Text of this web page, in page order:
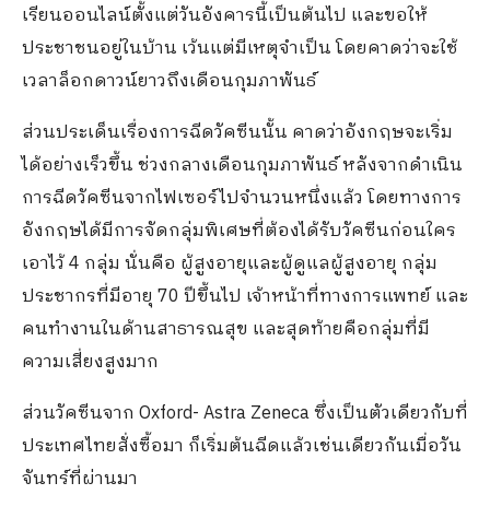
เรียนออนไลน์ตั้งแต่วันอังคารนี้เป็นต้นไป และขอให้
ประชาชนอยู่ในบ้าน เว้นแต่มีเหตุจำเป็น โดยคาดว่าจะใช้
เวลาล็อกดาวน์ยาวถึงเดือนกุมภาพันธ์
ส่วนประเด็นเรื่องการฉีดวัคซีนนั้น คาดว่าอังกฤษจะเริ่ม
ได้อย่างเร็วขึ้น ช่วงกลางเดือนกุมภาพันธ์ หลังจากดำเนิน
การฉีดวัคซีนจากไฟเซอร์ไปจำนวนหนึ่งแล้ว โดยทางการ
อังกฤษได้มีการจัดกลุ่มพิเศษที่ต้องได้รับวัคซีนก่อนใคร
เอาไว้ 4 กลุ่ม นั่นคือ ผู้สูงอายุและผู้ดูแลผู้สูงอายุ กลุ่ม
ประชากรที่มีอายุ 70 ปีขึ้นไป เจ้าหน้าที่ทางการแพทย์ และ
คนทำงานในด้านสาธารณสุข และสุดท้ายคือกลุ่มที่มี
ความเสี่ยงสูงมาก
ส่วนวัคซีนจาก Oxford- Astra Zeneca ซึ่งเป็นตัวเดียวกับที่
ประเทศไทยสั่งซื้อมา ก็เริ่มต้นฉีดแล้วเช่นเดียวกันเมื่อวัน
จันทร์ที่ผ่านมา